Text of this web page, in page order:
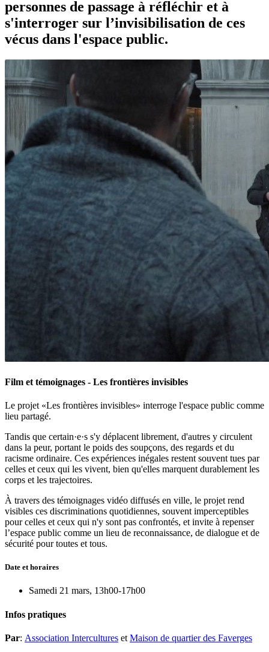
personnes de passage à réfléchir et à
s'interroger sur l’invisibilisation de ces
vécus dans l'espace public.
Film et témoignages - Les frontières invisibles
Le projet «Les frontières invisibles» interroge l'espace public comme
lieu partagé.
Tandis que certain·e·s s'y déplacent librement, d'autres y circulent
dans la peur, portant le poids des soupçons, des regards et du
racisme ordinaire. Ces expériences inégales restent souvent tues par
celles et ceux qui les vivent, bien qu'elles marquent durablement les
corps et les trajectoires.
À travers des témoignages vidéo diffusés en ville, le projet rend
visibles ces discriminations quotidiennes, souvent imperceptibles
pour celles et ceux qui n'y sont pas confrontés, et invite à repenser
l’espace public comme un lieu de reconnaissance, de dialogue et de
sécurité pour toutes et tous.
Date et horaires
Samedi 21 mars, 13h00-17h00
Infos pratiques
Par: Association Intercultures et Maison de quartier des Faverges